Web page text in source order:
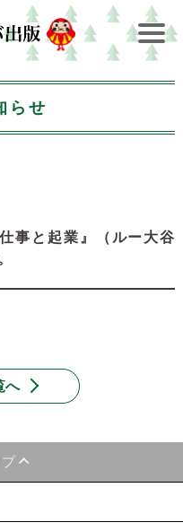
らせ
事と起業』（ルー大谷
へ